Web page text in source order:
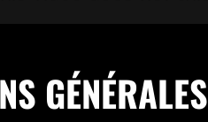
GÉNÉRALES